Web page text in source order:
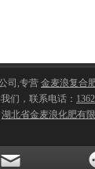
司,专营 金麦浪复合
们，联系电话：
湖北省金麦浪化肥有